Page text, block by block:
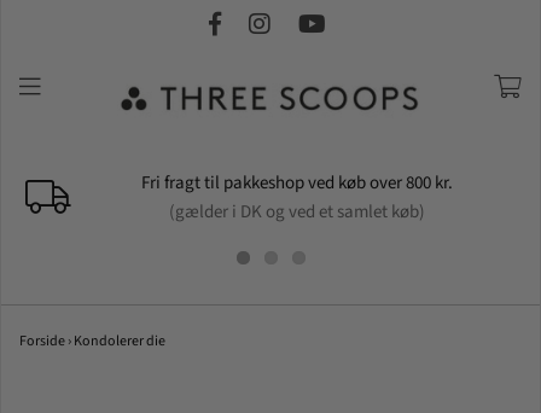
Fri fragt til pakkeshop ved køb over 800 kr.
(gælder i DK og ved et samlet køb)
Forside›Kondolerer die